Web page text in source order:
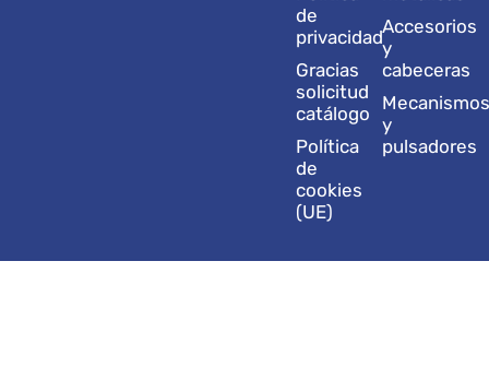
de
privacidad
Gracias
solicitud
catálogo
Política
de
cookies
(UE)
Accesorios
y
cabeceras
y
pulsadores